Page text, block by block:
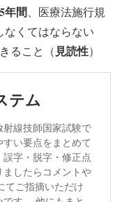
5年間 、医療法施行規
なくてはならない
ること（ 見読性）